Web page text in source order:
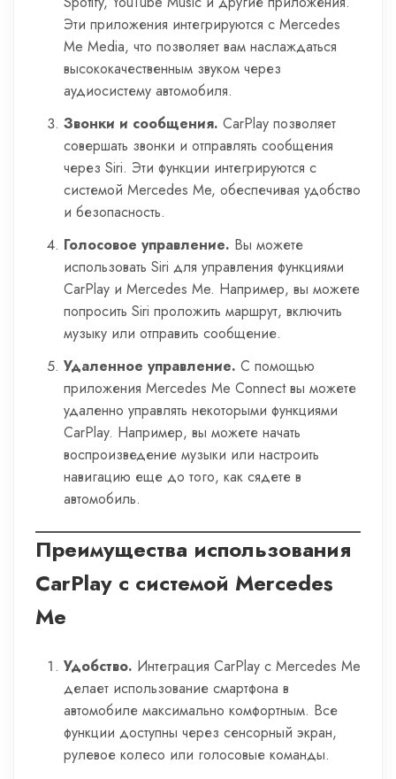
Эти приложения интегрируются с Mercedes
Me Media, что позволяет вам наслаждаться
высококачественным звуком через
аудиосистему автомобиля.
Звонки и сообщения. CarPlay позволяет
совершать звонки и отправлять сообщения
через Siri. Эти функции интегрируются с
системой Mercedes Me, обеспечивая удобство
и безопасность.
Голосовое управление. Вы можете
использовать Siri для управления функциями
CarPlay и Mercedes Me. Например, вы можете
попросить Siri проложить маршрут, включить
музыку или отправить сообщение.
Удаленное управление. С помощью
приложения Mercedes Me Connect вы можете
удаленно управлять некоторыми функциями
CarPlay. Например, вы можете начать
воспроизведение музыки или настроить
навигацию еще до того, как сядете в
автомобиль.
Преимущества использования
CarPlay с системой Mercedes
Me
Удобство. Интеграция CarPlay с Mercedes Me
делает использование смартфона в
автомобиле максимально комфортным. Все
функции доступны через сенсорный экран,
рулевое колесо или голосовые команды.